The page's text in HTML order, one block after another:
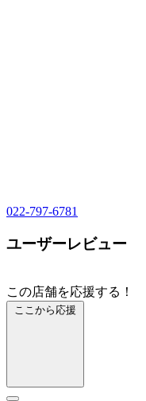
022-797-6781
ユーザーレビュー
この店舗を応援する！
ここから応援